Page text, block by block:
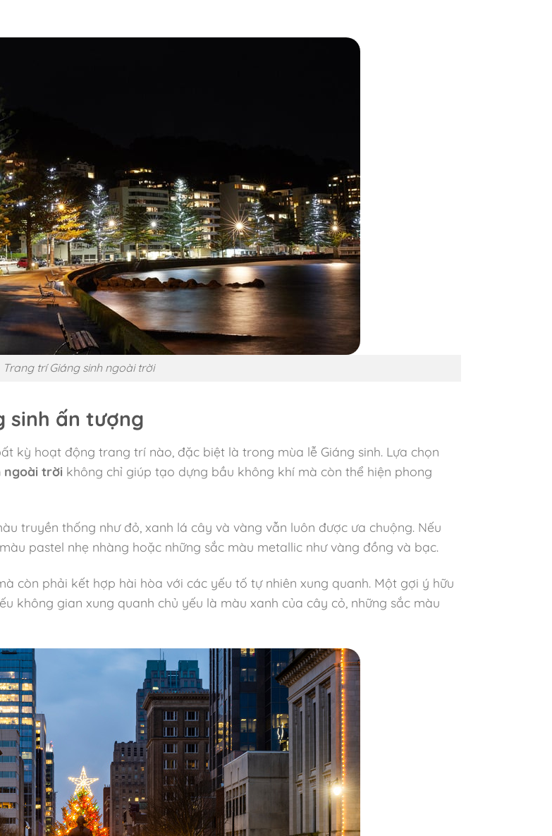
Trang trí Giáng sinh ngoài trời
sinh ấn tượng
kỳ hoạt động trang trí nào, đặc biệt là trong mùa lễ Giáng sinh. Lựa chọn
ngoài trờikhông chỉ giúp tạo dựng bầu không khí mà còn thể hiện phong
truyền thống như đỏ, xanh lá cây và vàng vẫn luôn được ưa chuộng. Nếu
pastel nhẹ nhàng hoặc những sắc màu metallic như vàng đồng và bạc.
còn phải kết hợp hài hòa với các yếu tố tự nhiên xung quanh. Một gợi ý hữu
không gian xung quanh chủ yếu là màu xanh của cây cỏ, những sắc màu